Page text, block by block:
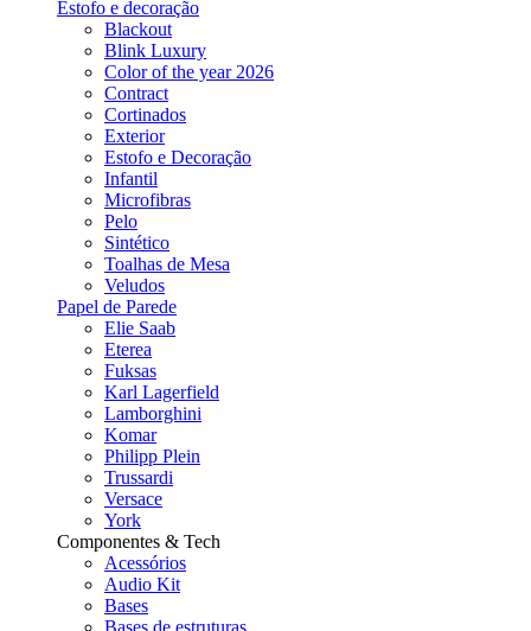
Estofo e decoração
Blackout
Blink Luxury
Color of the year 2026
Contract
Cortinados
Exterior
Estofo e Decoração
Infantil
Microfibras
Pelo
Sintético
Toalhas de Mesa
Veludos
Papel de Parede
Elie Saab
Eterea
Fuksas
Karl Lagerfield
Lamborghini
Komar
Philipp Plein
Trussardi
Versace
York
Componentes & Tech
Acessórios
Audio Kit
Bases
Bases de estruturas